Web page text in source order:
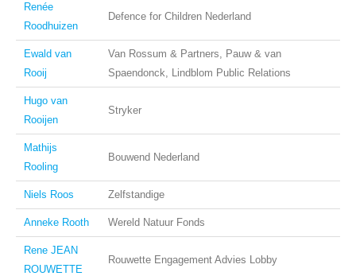
Renée
Roodhuizen
Defence for Children Nederland
Ewald van
Rooij
Van Rossum & Partners, Pauw & van
Spaendonck, Lindblom Public Relations
Hugo van
Rooijen
Stryker
Mathijs
Rooling
Bouwend Nederland
Niels Roos Zelfstandige
Anneke Rooth Wereld Natuur Fonds
Rene JEAN
ROUWETTE
Rouwette Engagement Advies Lobby